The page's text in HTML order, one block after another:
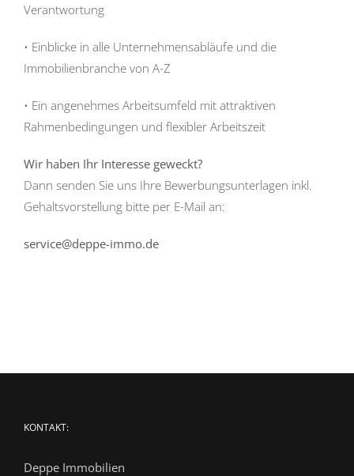
Verantwortung
• Einblicke in alle Unternehmensabläufe und die
Immobilienbranche von A-Z
• Ein angenehmes Arbeitsumfeld mit attraktiven
Rahmenbedingungen und flexibler Arbeitszeit
Wir haben Ihr Interesse geweckt?
Dann senden Sie uns Ihre Bewerbungsunterlagen inkl.
Gehaltsvorstellung bitte per E-Mail an:
service@deppe-immo.de
KONTAKT:
Deppe Immobilien